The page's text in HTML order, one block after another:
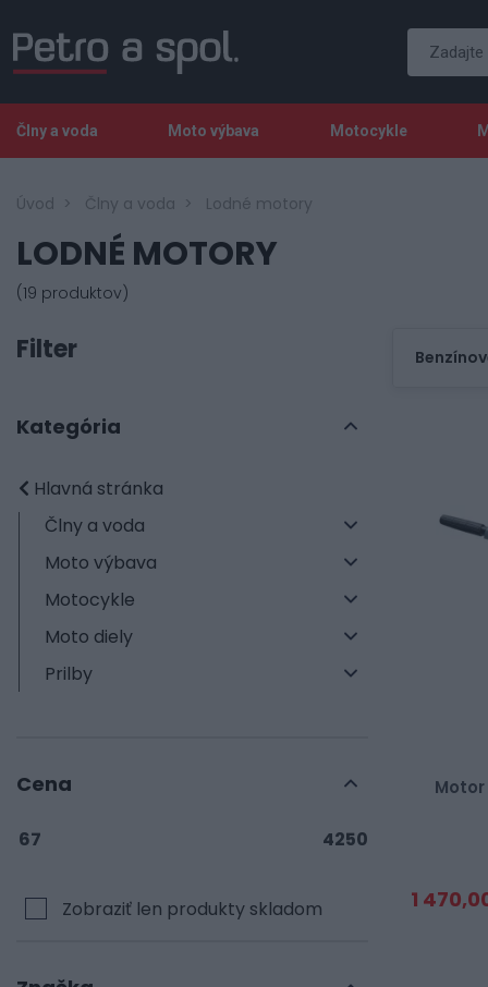
Člny a voda Moto výbava Motocykle
Úvod Člny a voda Lodné motory
LODNÉ MOTORY
(19 produktov)
Filter
Kategória
Hlavná stránka
Člny a voda
Moto výbava
Motocykle
Moto diely
Prilby
Cena
67 4250
Zobraziť len produkty skladom
Motor
1